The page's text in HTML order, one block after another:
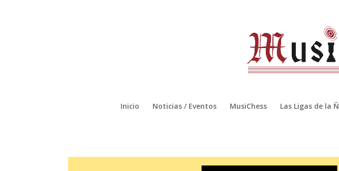
Inicio Noticias / Eventos MusiChess Las Ligas de la Ñ